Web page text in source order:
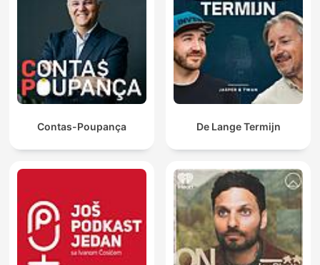
Contas-Poupança De Lange Termijn